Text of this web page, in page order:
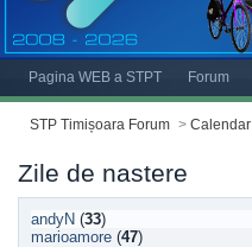
Pagina WEB a STPT Forum
STP Timișoara Forum > Calendar
Zile de nastere
andyN (33)
marioamore (47)